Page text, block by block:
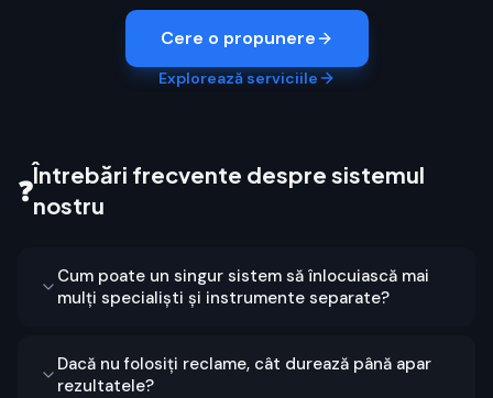
Cere o propunere
Explorează serviciile
❓Întrebări frecvente despre sistemul
nostru
Cum poate un singur sistem să înlocuiască mai
mulți specialiști și instrumente separate?
Dacă nu folosiți reclame, cât durează până apar
rezultatele?